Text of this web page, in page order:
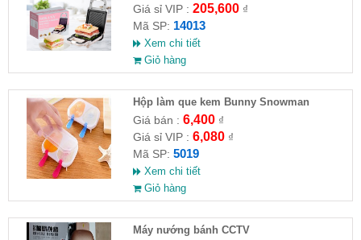
Giá sỉ VIP : 205,600₫
Mã SP: 14013
Xem chi tiết
Giỏ hàng
Hộp làm que kem Bunny Snowman
Giá bán : 6,400₫
Giá sỉ VIP : 6,080₫
Mã SP: 5019
Xem chi tiết
Giỏ hàng
Máy nướng bánh CCTV